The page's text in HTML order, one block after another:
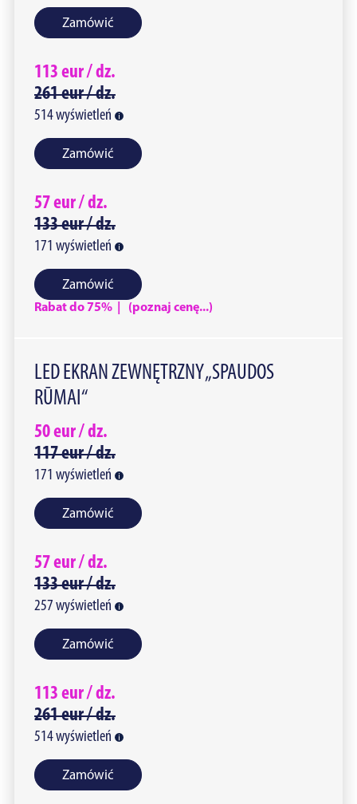
Zamówić
113 eur /dz.
261eur /dz.
514wyświetleń
Zamówić
57eur /dz.
133eur /dz.
171 wyświetleń
Zamówić
Rabat do 75% | (poznaj cenę...)
LED EKRAN ZEWNĘTRZNY „SPAUDOS
RŪMAI“
50eur /dz.
117eur /dz.
171 wyświetleń
Zamówić
57eur /dz.
133eur /dz.
257 wyświetleń
Zamówić
113 eur /dz.
261eur /dz.
514wyświetleń
Zamówić